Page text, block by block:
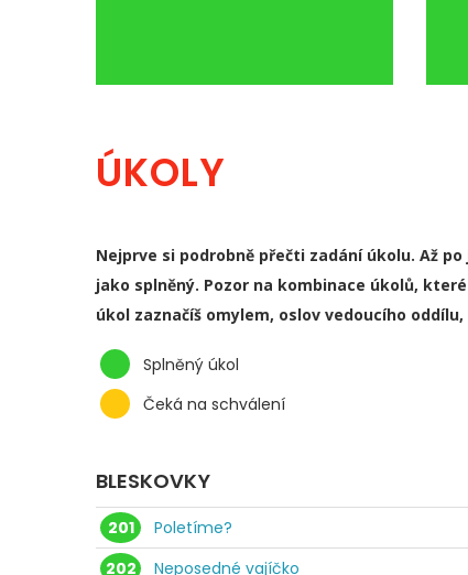
ÚKOLY
Nejprve si podrobně přečti zadání úkolu. Až
jako splněný. Pozor na kombinace úkolů,
úkol zaznačíš omylem, oslov vedoucího
Splněný úkol
Čeká na schválení
BLESKOVKY
201
Poletíme?
202
Neposedné vajíčko